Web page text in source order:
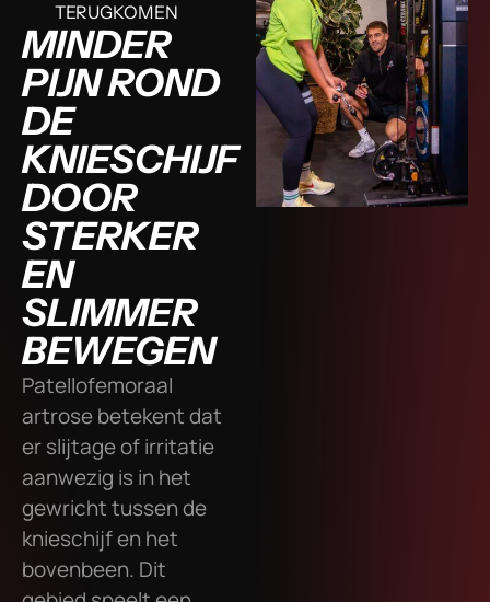
TERUGKOMEN
MINDER
PIJN ROND
DE
KNIESCHIJF
DOOR
STERKER
EN
SLIMMER
BEWEGEN
Patellofemoraal
artrose betekent dat
er slijtage of irritatie
aanwezig is in het
gewricht tussen de
knieschijf en het
bovenbeen. Dit